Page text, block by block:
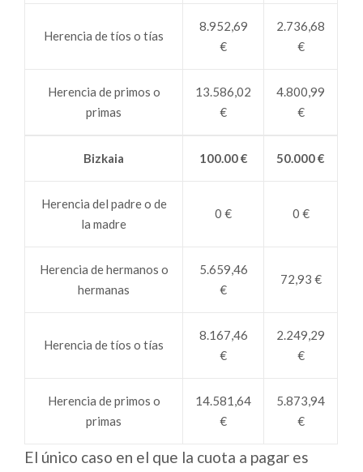
Herencia de tíos o tías
8.952,69
€
2.736,68
€
Herencia de primos o
primas
13.586,02
€
4.800,99
€
Bizkaia 100.00 € 50.000 €
Herencia del padre o de
la madre
0 € 0 €
Herencia de hermanos o
hermanas
5.659,46
€
72,93 €
Herencia de tíos o tías
8.167,46
€
2.249,29
€
Herencia de primos o
primas
14.581,64
€
5.873,94
€
El único caso en el que la cuota a pagar es